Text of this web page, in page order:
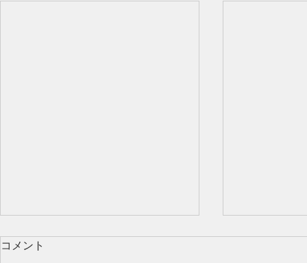
コメント